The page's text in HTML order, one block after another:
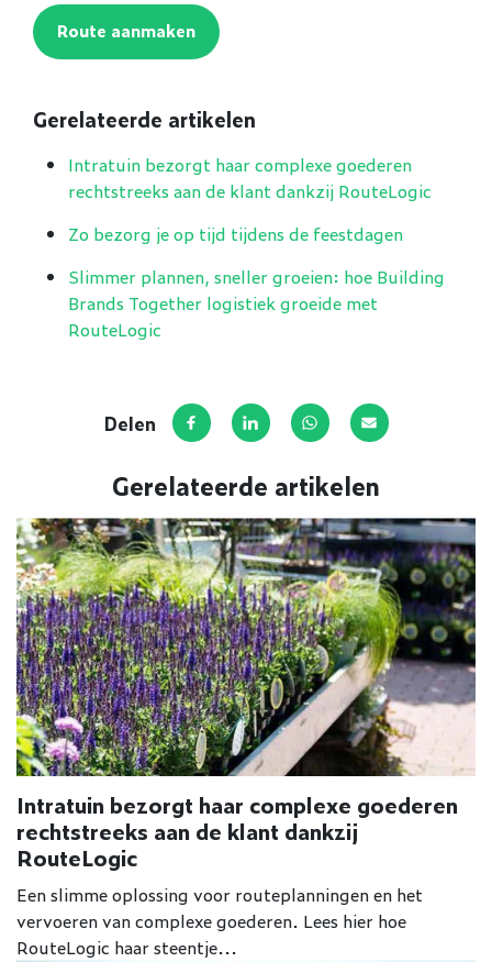
Route aanmaken
Gerelateerde artikelen
Intratuin bezorgt haar complexe goederen
rechtstreeks aan de klant dankzij RouteLogic
Zo bezorg je op tijd tijdens de feestdagen
Slimmer plannen, sneller groeien: hoe Building
Brands Together logistiek groeide met
RouteLogic
Delen Deel op Facebook
Deel via LinkedIn
Deel via WhatsApp
Deel via E-mail
Gerelateerde artikelen
Intratuin bezorgt haar complexe goederen
rechtstreeks aan de klant dankzij
RouteLogic
Een slimme oplossing voor routeplanningen en het
vervoeren van complexe goederen. Lees hier hoe
RouteLogic haar steentje...